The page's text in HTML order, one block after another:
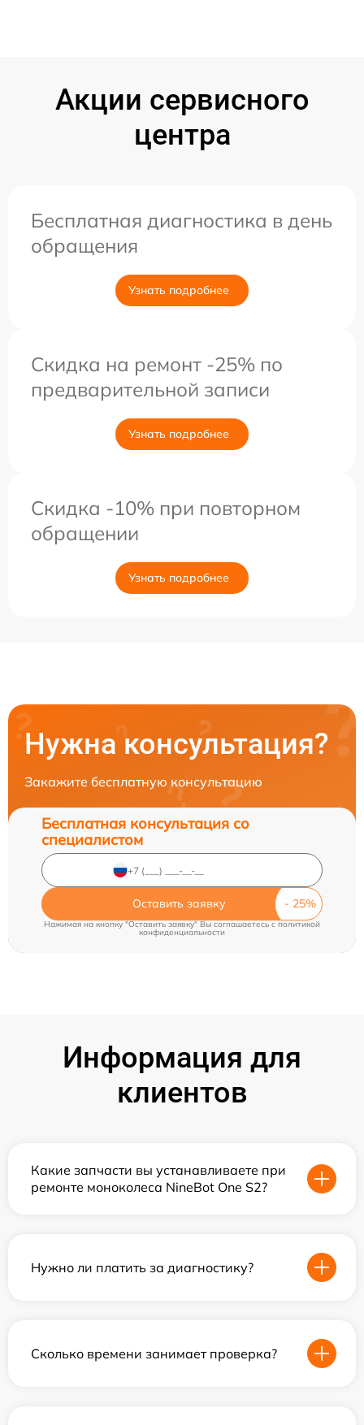
Акции сервисного
центра
Бесплатная диагностика в день
обращения
Узнать подробнее
Скидка на ремонт -25% по
предварительной записи
Узнать подробнее
Скидка -10% при повторном
обращении
Узнать подробнее
Нужна консультация?
Закажите бесплатную консультацию
Бесплатная консультация со
специалистом
Оставить заявку
Нажимая на кнопку "Оставить заявку" Вы соглашаетесь c политикой
конфиденциальности
Информация для
клиентов
Какие запчасти вы устанавливаете при
ремонте моноколеса NineBot One S2?
Нужно ли платить за диагностику?
Сколько времени занимает проверка?